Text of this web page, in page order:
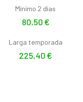
Mínimo 2 días
80,50 €
Larga temporada
225,40 €